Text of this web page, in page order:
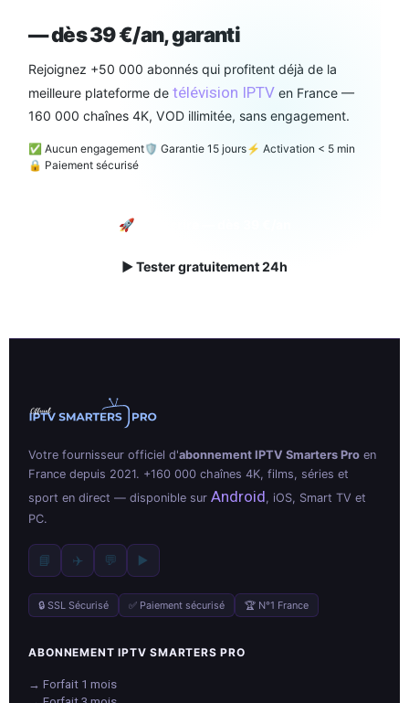
— dès 39 €/an, garanti
Rejoignez +50 000 abonnés qui profitent déjà de la
meilleure plateforme detélévision IPTV en France —
160 000 chaînes 4K, VOD illimitée, sans engagement.
✅ Aucun engagement🛡️ Garantie 15 jours⚡ Activation < 5 min
🔒 Paiement sécurisé
🚀 Souscrire — dès 39 €/an
▶ Tester gratuitement 24h
Votre fournisseur officiel d'abonnement IPTV Smarters Pro en
France depuis 2021. +160 000 chaînes 4K, films, séries et
sport en direct — disponible surAndroid, iOS, Smart TV et
PC.
📘 ✈️ 💬 ▶️
🔒 SSL Sécurisé ✅ Paiement sécurisé 🏆 N°1 France
ABONNEMENT IPTV SMARTERS PRO
→ Forfait 1 mois